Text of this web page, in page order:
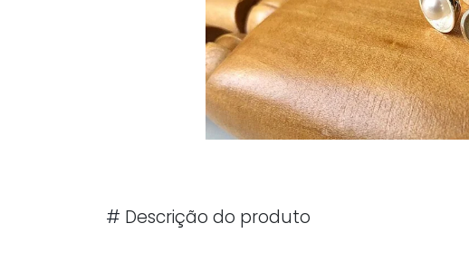
# Descrição do produto